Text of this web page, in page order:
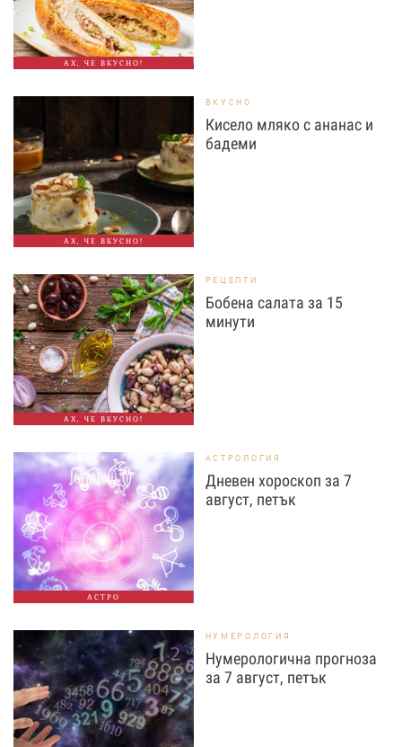
АХ, ЧЕ ВКУСНО!
АХ, ЧЕ ВКУСНО!
ВКУСНО
Кисело мляко с ананас и
бадеми
АХ, ЧЕ ВКУСНО!
РЕЦЕПТИ
Бобена салата за 15
минути
АСТРО
АСТРОЛОГИЯ
Дневен хороскоп за 7
август, петък
НУМЕРОЛОГИЯ
Нумерологична прогноза
за 7 август, петък